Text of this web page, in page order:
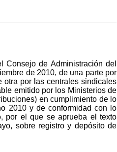
de Administración del
de 2010, de una parte por
otra por las centrales sindicales
emitido por los Ministerios de
en cumplimiento de lo
2010 y de conformidad con lo
por el que se aprueba el texto
sobre registro y depósito de